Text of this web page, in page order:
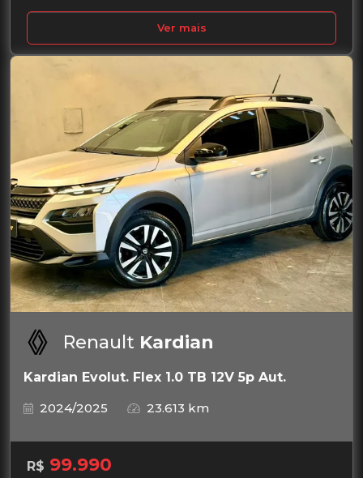
Ver mais
Renault Kardian
Kardian Evolut. Flex 1.0 TB 12V 5p Aut.
2024/2025
23.613 km
R$ 99.990